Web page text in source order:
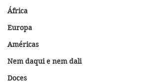
África
Europa
Américas
Nem daqui e nem dali
Doces